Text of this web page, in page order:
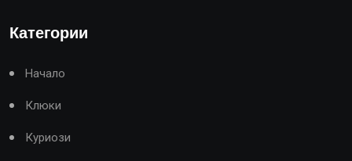
Категории
Начало
Клюки
Куриози